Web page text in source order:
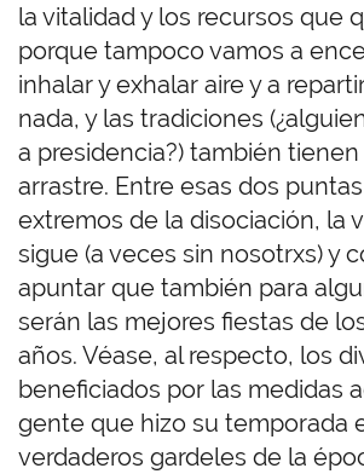
la vitalidad y los recursos que
porque tampoco vamos a
inhalar y exhalar aire y a
nada, y las tradiciones
a presidencia?) también
arrastre. Entre esas dos
extremos de la disociación, la
sigue (a veces sin nosotrxs) y
apuntar que también para
serán las mejores fiestas de
años. Véase, al respecto, los
beneficiados por las medidas
gente que hizo su temporada
verdaderos gardeles de la